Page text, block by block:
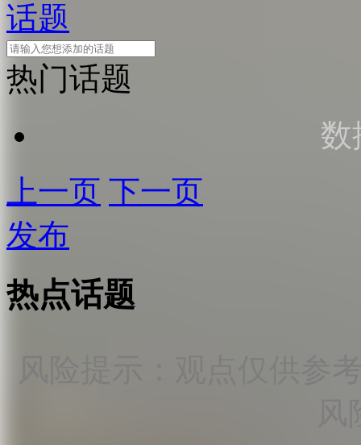
话题
热门话题
数
上一页 下一页
发布
热点话题